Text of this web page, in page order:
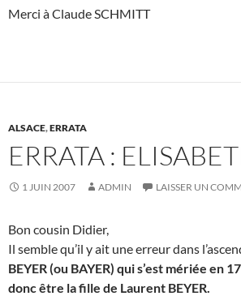
Merci à Claude SCHMITT
ALSACE,ERRATA
ERRATA :
1 JUIN 2007 ADMIN LAISSER UN
Bon cousin Didier,
Il semble qu’il y ait une erreur dans
BEYER (ou BAYER) qui s’est mériée en
donc être la fille de Laurent BEYER.